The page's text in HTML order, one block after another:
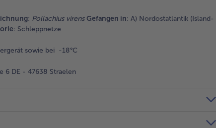
: Pollachius virens Gefangen in: A) Nordostatlantik (Island-
: Schleppnetze
sowie bei -18°C
DE - 47638 Straelen